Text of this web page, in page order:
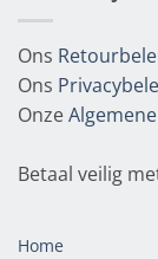
Ons
Ons
Onze
Betaal veilig
Home